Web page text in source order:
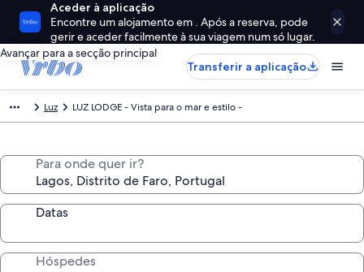
Aceder à aplicação
Encontre um alojamento em . Após a reserva, pode
gerir e aceder facilmente à sua viagem num só lugar.
Avançar para a secção principal
Transferir a aplicação
Luz LUZ LODGE - Vista para o mar e estilo -
Para onde quer ir?
Datas
Hóspedes